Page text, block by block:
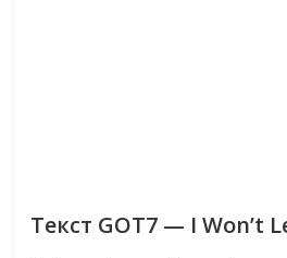
Текст GOT7 — I Won’t